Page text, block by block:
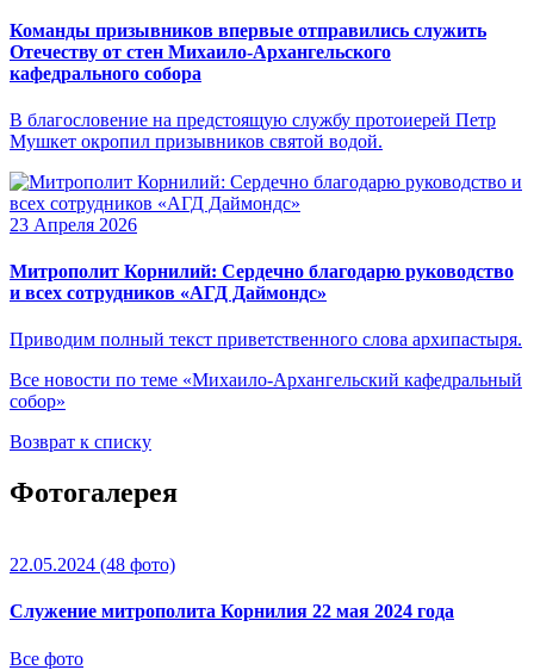
Команды призывников впервые отправились служить
Отечеству от стен Михаило-Архангельского
кафедрального собора
В благословение на предстоящую службу протоиерей Петр
Мушкет окропил призывников святой водой.
23 Апреля 2026
Митрополит Корнилий: Сердечно благодарю руководство
и всех сотрудников «АГД Даймондс»
Приводим полный текст приветственного слова архипастыря.
Все новости по теме «Михаило-Архангельский кафедральный
собор»
Возврат к списку
Фотогалерея
22.05.2024 (48 фото)
Служение митрополита Корнилия 22 мая 2024 года
Все фото